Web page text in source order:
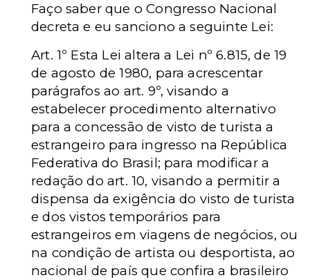
Faço saber que o Congresso Nacional
decreta e eu sanciono a seguinte Lei:
Art. 1º Esta Lei altera a Lei nº 6.815, de 19
de agosto de 1980, para acrescentar
parágrafos ao art. 9º, visando a
estabelecer procedimento alternativo
para a concessão de visto de turista a
estrangeiro para ingresso na República
Federativa do Brasil; para modificar a
redação do art. 10, visando a permitir a
dispensa da exigência do visto de turista
e dos vistos temporários para
estrangeiros em viagens de negócios, ou
na condição de artista ou desportista, ao
nacional de país que confira a brasileiro